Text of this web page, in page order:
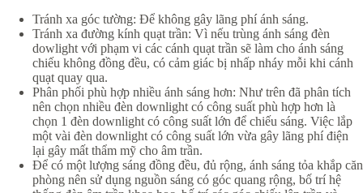
Tránh xa góc tường: Để không gây lãng phí ánh sáng.
Tránh xa đường kính quạt trần: Vì nếu trùng ánh sáng đèn
dowlight với phạm vi các cánh quạt trần sẽ làm cho ánh sáng
chiếu không đồng đều, có cảm giác bị nhấp nháy mỗi khi cánh
quạt quay qua.
Phân phối phù hợp nhiều ánh sáng hơn: Như trên đã phân tích
nên chọn nhiều đèn downlight có công suất phù hợp hơn là
chọn 1 đèn downlight có công suất lớn để chiếu sáng. Việc lắp
một vài đèn downlight có công suất lớn vừa gây lãng phí điện
lại gây mất thẩm mỹ cho âm trần.
Để có một lượng sáng đồng đều, đủ rộng, ánh sáng tỏa khắp căn
phòng nên sử dụng nguồn sáng có góc quang rộng, bố trí hệ